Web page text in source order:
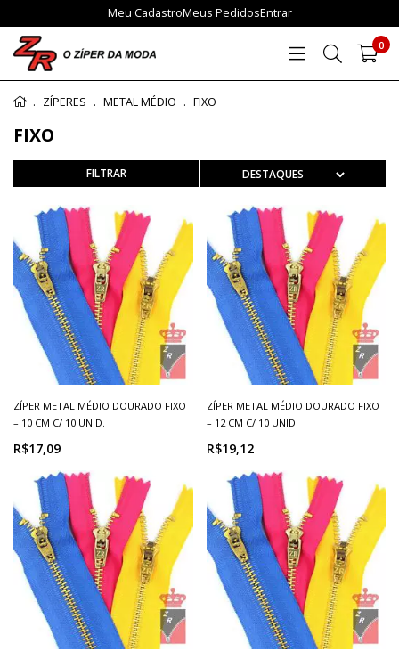
Meu CadastroMeus PedidosEntrar
0
ZÍPERES METAL MÉDIO FIXO
FIXO
ZÍPER METAL MÉDIO DOURADO FIXO
– 10 CM C/ 10 UNID.
R$17,09
ZÍPER METAL MÉDIO DOURADO FIXO
– 12 CM C/ 10 UNID.
R$19,12